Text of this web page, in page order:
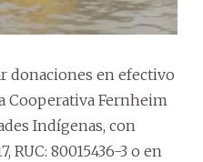
donaciones en efectivo
Cooperativa Fernheim
Indígenas, con
RUC: 80015436-3 o en